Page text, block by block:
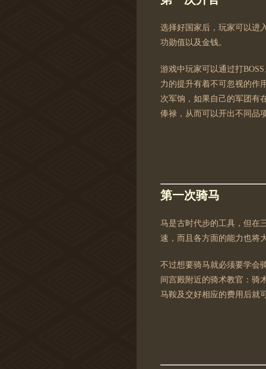
选择好国家后，玩家可以进
功勋值以及金钱。
游戏中玩家可以通过打
力的提升有着不可忽视的作
次军饷，如果自己的军团有
俸禄，从而可以开出不同品
第一次骑马
马是古时代步的工具，但在
速，而且各方面的能力也将
不过想要骑马就必须要学会
间宫殿附近的骑术教官：骑
马鞍及交好相应的费用后就